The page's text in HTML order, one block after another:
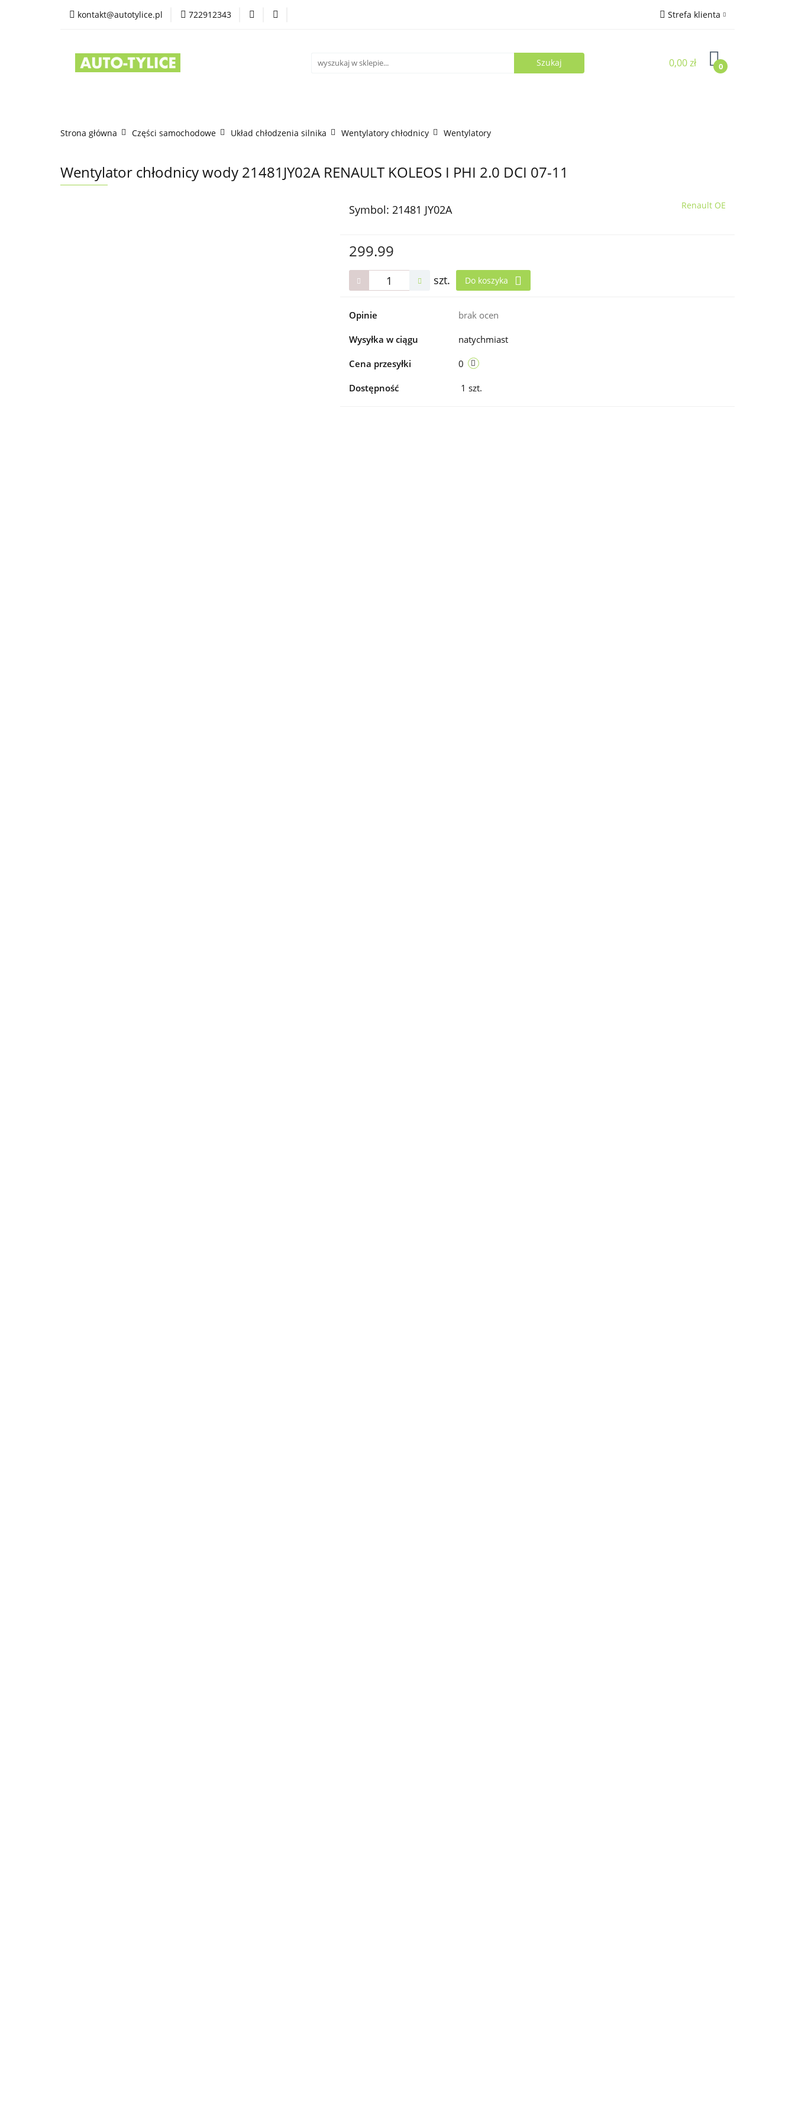
kontakt@autotylice.pl 722912343 Strefa klienta
Zarejestruj się
0,00 zł 0
Strona główna Części samochodowe Układ chłodzenia silnika Wentylatory chłodnicy Wentylatory
Wentylator chłodnicy wody 21481JY02A RENAULT KOLEOS I PHI 2.0 DCI 07-11
Symbol: 21481 JY02A Renault OE
299.99
szt. Do koszyka
Opinie brak ocen
Wysyłka w ciągu natychmiast
Cena przesyłki 0
Dostępność 1 szt.